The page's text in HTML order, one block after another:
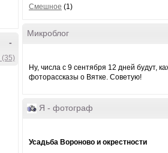
-
(35)
Смешное (1)
Микроблог
Ну, числа с 9 сентября 12 дней будут,
фоторассказы о Вятке. Советую!
Я - фотограф
Усадьба Вороново и окрестности